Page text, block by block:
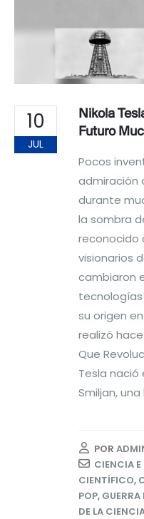
10
JUL
Nikola
Futuro
Pocos
admiración
durante
la sombra
reconocido
visionarios
cambiaron
su origen
realizó hace
Que
Tesla nació
Smiljan,
POR
CIENCIA
CIENTÍFICO,
POP, GUERRA
DE LA